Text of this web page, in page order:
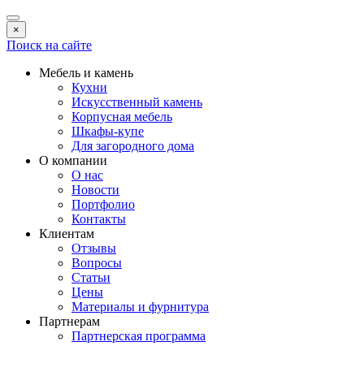
×
Поиск на сайте
Мебель и камень
Кухни
Искусственный камень
Корпусная мебель
Шкафы-купе
Для загородного дома
О компании
О нас
Новости
Портфолио
Контакты
Клиентам
Отзывы
Вопросы
Статьи
Цены
Материалы и фурнитура
Партнерам
Партнерская программа